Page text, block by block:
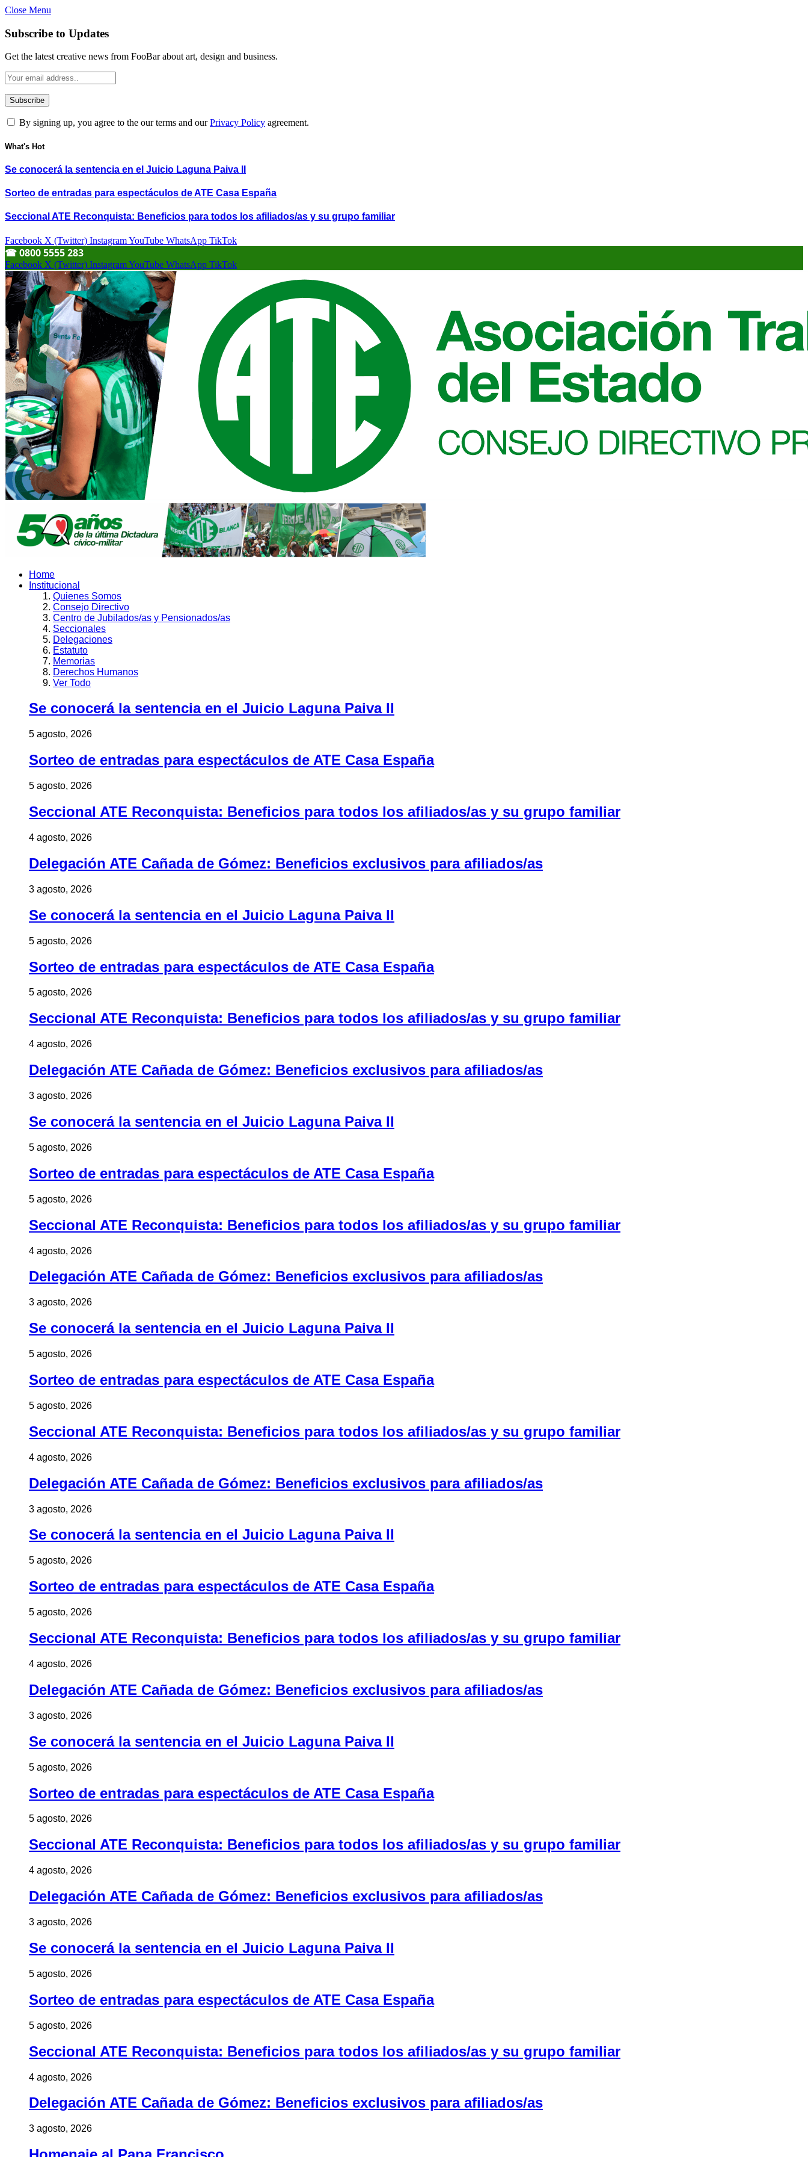
Close Menu
Subscribe to Updates
Get the latest creative news from FooBar about art, design and business.
By signing up, you agree to the our terms and ourPrivacy Policy agreement.
What's Hot
Se conocerá la sentencia en el Juicio Laguna Paiva II
Sorteo de entradas para espectáculos de ATE Casa España
Seccional ATE Reconquista: Beneficios para todos los afiliados/as y su grupo familiar
Facebook X (Twitter) InstagramYouTube WhatsApp TikTok
☎︎ 0800 5555 283
Facebook X (Twitter) InstagramYouTube WhatsApp TikTok
Home
Institucional
Quienes Somos
Consejo Directivo
Centro de Jubilados/as y Pensionados/as
Seccionales
Delegaciones
Estatuto
Memorias
Derechos Humanos
Ver Todo
Se conocerá la sentencia en el Juicio Laguna Paiva II
5 agosto, 2026
Sorteo de entradas para espectáculos de ATE Casa España
5 agosto, 2026
Seccional ATE Reconquista: Beneficios para todos los afiliados/as y su grupo familiar
4 agosto, 2026
Delegación ATE Cañada de Gómez: Beneficios exclusivos para afiliados/as
3 agosto, 2026
Se conocerá la sentencia en el Juicio Laguna Paiva II
5 agosto, 2026
Sorteo de entradas para espectáculos de ATE Casa España
5 agosto, 2026
Seccional ATE Reconquista: Beneficios para todos los afiliados/as y su grupo familiar
4 agosto, 2026
Delegación ATE Cañada de Gómez: Beneficios exclusivos para afiliados/as
3 agosto, 2026
Se conocerá la sentencia en el Juicio Laguna Paiva II
5 agosto, 2026
Sorteo de entradas para espectáculos de ATE Casa España
5 agosto, 2026
Seccional ATE Reconquista: Beneficios para todos los afiliados/as y su grupo familiar
4 agosto, 2026
Delegación ATE Cañada de Gómez: Beneficios exclusivos para afiliados/as
3 agosto, 2026
Se conocerá la sentencia en el Juicio Laguna Paiva II
5 agosto, 2026
Sorteo de entradas para espectáculos de ATE Casa España
5 agosto, 2026
Seccional ATE Reconquista: Beneficios para todos los afiliados/as y su grupo familiar
4 agosto, 2026
Delegación ATE Cañada de Gómez: Beneficios exclusivos para afiliados/as
3 agosto, 2026
Se conocerá la sentencia en el Juicio Laguna Paiva II
5 agosto, 2026
Sorteo de entradas para espectáculos de ATE Casa España
5 agosto, 2026
Seccional ATE Reconquista: Beneficios para todos los afiliados/as y su grupo familiar
4 agosto, 2026
Delegación ATE Cañada de Gómez: Beneficios exclusivos para afiliados/as
3 agosto, 2026
Se conocerá la sentencia en el Juicio Laguna Paiva II
5 agosto, 2026
Sorteo de entradas para espectáculos de ATE Casa España
5 agosto, 2026
Seccional ATE Reconquista: Beneficios para todos los afiliados/as y su grupo familiar
4 agosto, 2026
Delegación ATE Cañada de Gómez: Beneficios exclusivos para afiliados/as
3 agosto, 2026
Se conocerá la sentencia en el Juicio Laguna Paiva II
5 agosto, 2026
Sorteo de entradas para espectáculos de ATE Casa España
5 agosto, 2026
Seccional ATE Reconquista: Beneficios para todos los afiliados/as y su grupo familiar
4 agosto, 2026
Delegación ATE Cañada de Gómez: Beneficios exclusivos para afiliados/as
3 agosto, 2026